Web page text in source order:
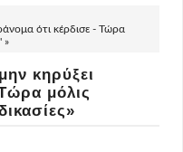
ότι κέρδισε - Τώρα
»
κηρύξει
μόλις